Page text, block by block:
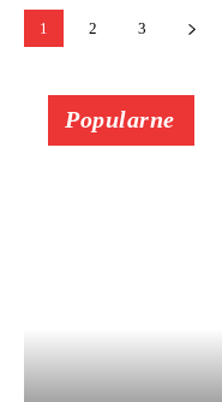
1 2 3
Popularne